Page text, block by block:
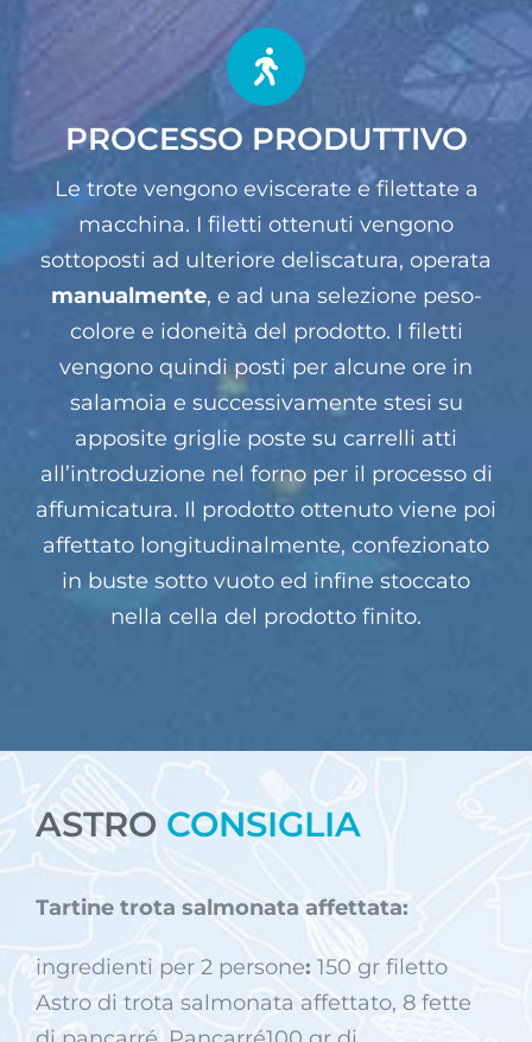
PROCESSO PRODUTTIVO
Le trote vengono eviscerate e filettate a
macchina. I filetti ottenuti vengono
sottoposti ad ulteriore deliscatura, operata
manualmente, e ad una selezione peso-
colore e idoneità del prodotto. I filetti
vengono quindi posti per alcune ore in
salamoia e successivamente stesi su
apposite griglie poste su carrelli atti
all’introduzione nel forno per il processo di
affumicatura. Il prodotto ottenuto viene poi
affettato longitudinalmente, confezionato
in buste sotto vuoto ed infine stoccato
nella cella del prodotto finito.
ASTRO CONSIGLIA
Tartine trota salmonata affettata:
ingredienti per 2 persone: 150 gr filetto
Astro di trota salmonata affettato, 8 fette